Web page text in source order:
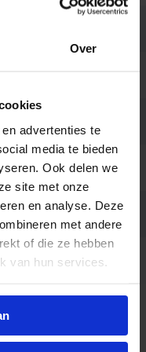
Over
advertenties te
media te bieden
Ook delen we
site met onze
en analyse. Deze
met andere
of die ze hebben
van hun services.